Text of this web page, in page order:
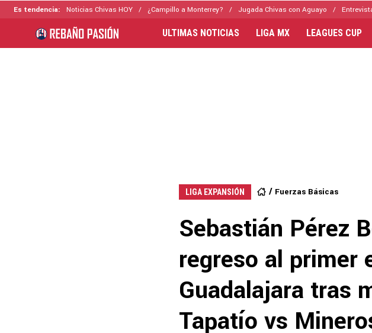
Es tendencia: Noticias Chivas HOY ¿Campillo a Monterrey? Jugada Chivas con Aguayo
ULTIMAS NOTICIAS LIGA MX LEAGUES CUP
LIGA EXPANSIÓN Fuerzas Básicas
Sebastián Pérez
regreso al primer
Guadalajara tras
Tapatío vs